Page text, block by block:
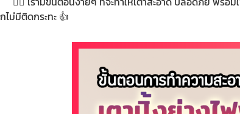
ไม่มีติดกระทะ 👍